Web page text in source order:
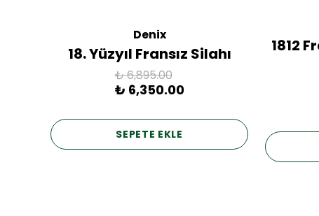
Denix
18. Yüzyıl Fransız Silahı
₺ 6,895.00
₺ 6,350.00
SEPETE EKLE
1812